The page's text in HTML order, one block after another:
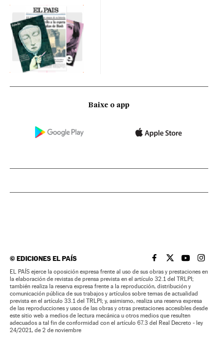
Baixe o app
©EDICIONES EL PAÍS EL PAÍS BRASIL EN
EL PAÍSEL PAÍS
EL
EL PAÍS ejerce la oposición expresa frente al uso de sus obras y prestaciones en
la elaboración de revistas de prensa prevista en el artículo 32.1 del TRLPI;
también realiza la reserva expresa frente a la reproducción, distribución y
comunicación pública de sus trabajos y artículos sobre temas de actualidad
prevista en el artículo 33.1 del TRLPI; y, asimismo, realiza una reserva expresa
de las reproducciones y usos de las obras y otras prestaciones accesibles desde
este sitio web a medios de lectura mecánica u otros medios que resulten
adecuados a tal fin de conformidad con el artículo 67.3 del Real Decreto - ley
24/2021, de 2 de noviembre